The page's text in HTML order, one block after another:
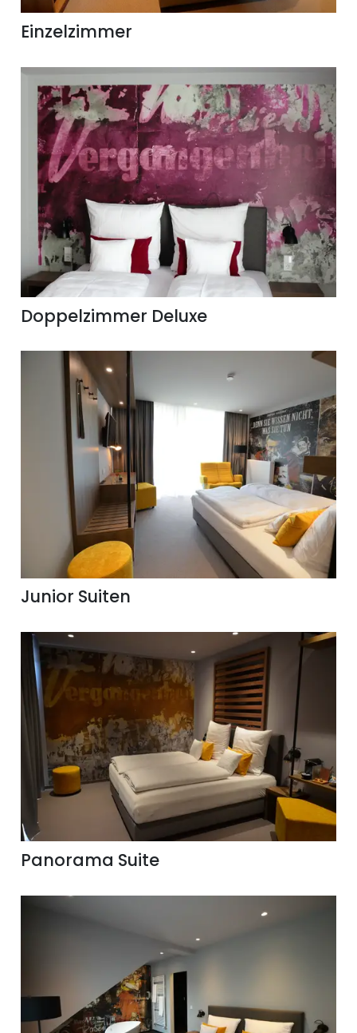
Einzelzimmer
Doppelzimmer Deluxe
Junior Suiten
Panorama Suite